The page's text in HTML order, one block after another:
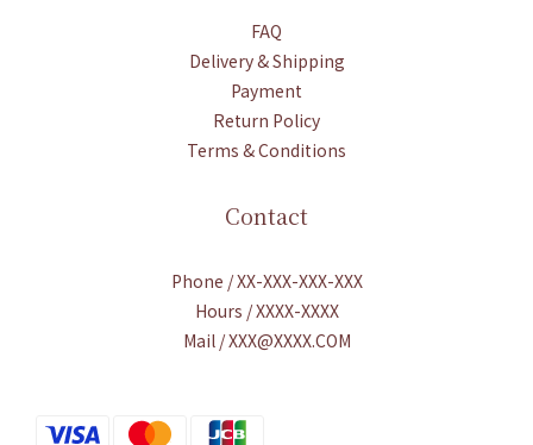
FAQ
Delivery & Shipping
Payment
Return Policy
Terms & Conditions
Contact
Phone / XX-XXX-XXX-XXX
Hours / XXXX-XXXX
Mail / XXX@XXXX.COM